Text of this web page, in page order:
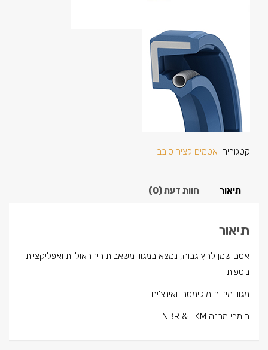
קטגוריה: אטמים לציר סובב
תיאור חוות דעת (0)
תיאור
אטם שמן לחץ גבוה, נמצא במגוון משאבות הידראוליות ואפליקציות
נוספות.
מגוון מידות מילימטרי ואינצ'ים
חומרי מבנה NBR & FKM